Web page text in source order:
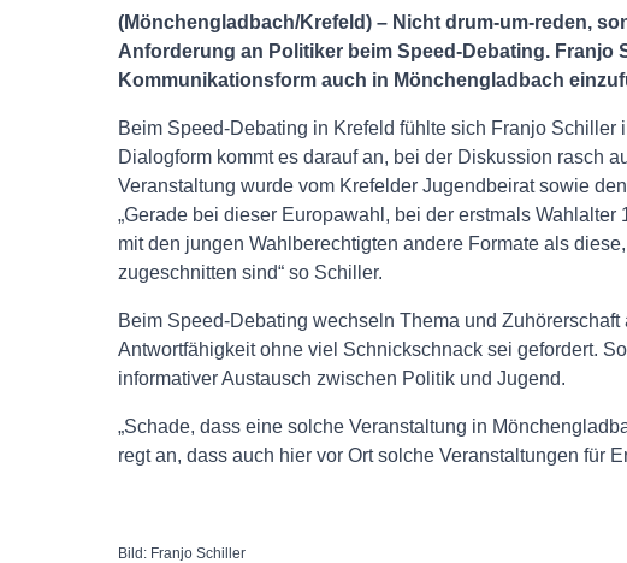
(Mönchengladbach/Krefeld) – Nicht drum-um-reden,
Anforderung an Politiker beim Speed-Debating. Franjo
Kommunikationsform auch in Mönchengladbach
Beim Speed-Debating in Krefeld fühlte sich Franjo Schiller
Dialogform kommt es darauf an, bei der Diskussion rasch
Veranstaltung wurde vom Krefelder Jugendbeirat sowie
„Gerade bei dieser Europawahl, bei der erstmals
mit den jungen Wahlberechtigten andere Formate als
zugeschnitten sind“ so Schiller.
Beim Speed-Debating wechseln Thema und
Antwortfähigkeit ohne viel Schnickschnack sei gefordert.
informativer Austausch zwischen Politik und Jugend.
„Schade, dass eine solche Veranstaltung in
regt an, dass auch hier vor Ort solche Veranstaltungen für
Bild: Franjo Schiller